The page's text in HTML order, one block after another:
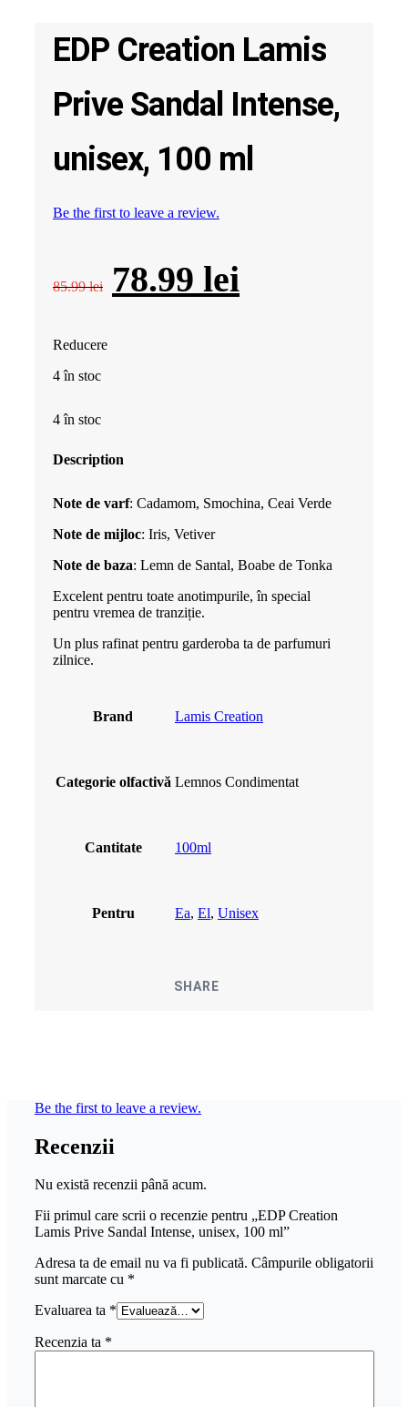
EDP Creation Lamis
Prive Sandal Intense,
unisex, 100 ml
Be the first to leave a review.
85.99lei
Prețul
85.99 lei.
78.99 lei
Reducere
4 în stoc
4 în stoc
Description
Note de varf: Cadamom, Smochina, Ceai Verde
Note de mijloc: Iris, Vetiver
Note de baza: Lemn de Santal, Boabe de Tonka
Excelent pentru toate anotimpurile, în special
pentru vremea de tranziție.
Un plus rafinat pentru garderoba ta de parfumuri
zilnice.
Brand Lamis Creation
Categorie olfactivă Lemnos Condimentat
Cantitate 100ml
Pentru Ea, El, Unisex
SHARE
Be the first to leave a review.
Recenzii
Nu există recenzii până acum.
Fii primul care scrii o recenzie pentru „EDP Creation
Lamis Prive Sandal Intense, unisex, 100 ml”
Adresa ta de email nu va fi publicată. Câmpurile obligatorii
sunt marcate cu *
Evaluarea ta *
Recenzia ta *